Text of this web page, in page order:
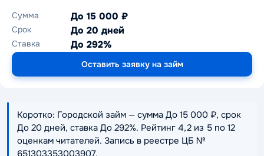
Сумма
До 15 000 ₽
Срок До 20 дней
Ставка До 292%
Оставить заявку на займ
Коротко: Городской займ — сумма До 15 000 ₽, срок
До 20 дней, ставка До 292%. Рейтинг 4,2 из 5 по 12
оценкам читателей. Запись в реестре ЦБ №
651303353003907.